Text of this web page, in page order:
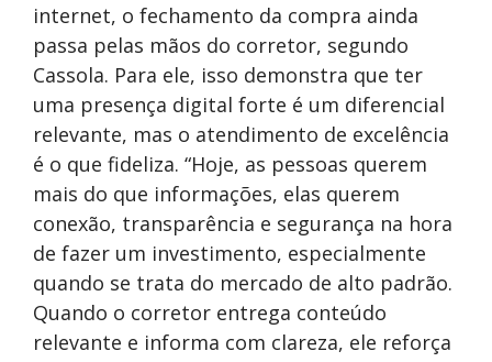
internet, o fechamento da compra ainda
passa pelas mãos do corretor, segundo
Cassola. Para ele, isso demonstra que ter
uma presença digital forte é um diferencial
relevante, mas o atendimento de excelência
é o que fideliza. “Hoje, as pessoas querem
mais do que informações, elas querem
conexão, transparência e segurança na hora
de fazer um investimento, especialmente
quando se trata do mercado de alto padrão.
Quando o corretor entrega conteúdo
relevante e informa com clareza, ele reforça